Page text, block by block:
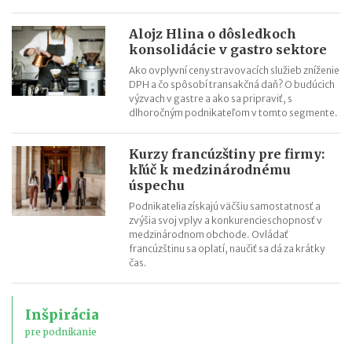
Alojz Hlina o dôsledkoch
konsolidácie v gastro sektore
Ako ovplyvní ceny stravovacích služieb zníženie
DPH a čo spôsobí transakčná daň? O budúcich
výzvach v gastre a ako sa pripraviť, s
dlhoročným podnikateľom v tomto segmente.
Kurzy francúzštiny pre firmy:
kľúč k medzinárodnému
úspechu
Podnikatelia získajú väčšiu samostatnosť a
zvýšia svoj vplyv a konkurencieschopnosť v
medzinárodnom obchode. Ovládať
francúzštinu sa oplatí, naučiť sa dá za krátky
čas.
Inšpirácia
pre podnikanie